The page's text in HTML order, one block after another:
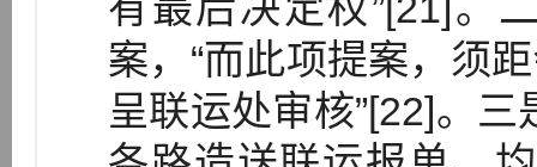
案，“而此项提案，须
呈联运处审核”[22]。